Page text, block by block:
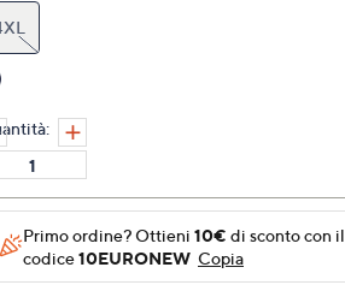
Primo ordine? Ottieni 10€ di sconto con il
codice10EURONEW Copia